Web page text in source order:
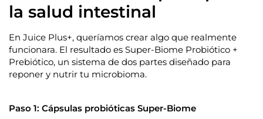
la salud intestinal
En Juice Plus+, queríamos crear algo que realmente
funcionara. El resultado es Super-Biome Probiótico +
Prebiótico, un sistema de dos partes diseñado para
reponer y nutrir tu microbioma.
Paso 1: Cápsulas probióticas Super-Biome